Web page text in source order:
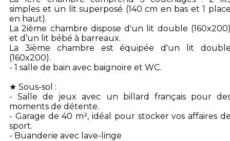
simples et un lit superposé (140 cm en bas et 1
en haut).
La 2ième chambre dispose d'un lit double
et d’un lit bébé à barreaux.
La 3ième chambre est équipée d'un lit
(160x200).
- 1 salle de bain avec baignoire et WC.
★ Sous-sol :
- Salle de jeux avec un billard français pour
moments de détente.
- Garage de 40 m², idéal pour stocker vos affaires
sport.
- Buanderie avec lave-linge